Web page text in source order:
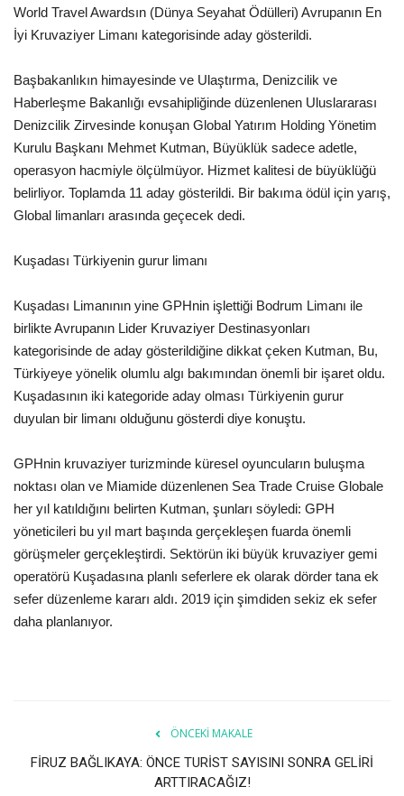
World Travel Awardsın (Dünya Seyahat Ödülleri) Avrupanın En
İyi Kruvaziyer Limanı kategorisinde aday gösterildi.
Başbakanlıkın himayesinde ve Ulaştırma, Denizcilik ve
Haberleşme Bakanlığı evsahipliğinde düzenlenen Uluslararası
Denizcilik Zirvesinde konuşan Global Yatırım Holding Yönetim
Kurulu Başkanı Mehmet Kutman, Büyüklük sadece adetle,
operasyon hacmiyle ölçülmüyor. Hizmet kalitesi de büyüklüğü
belirliyor. Toplamda 11 aday gösterildi. Bir bakıma ödül için yarış,
Global limanları arasında geçecek dedi.
Kuşadası Türkiyenin gurur limanı
Kuşadası Limanının yine GPHnin işlettiği Bodrum Limanı ile
birlikte Avrupanın Lider Kruvaziyer Destinasyonları
kategorisinde de aday gösterildiğine dikkat çeken Kutman, Bu,
Türkiyeye yönelik olumlu algı bakımından önemli bir işaret oldu.
Kuşadasının iki kategoride aday olması Türkiyenin gurur
duyulan bir limanı olduğunu gösterdi diye konuştu.
GPHnin kruvaziyer turizminde küresel oyuncuların buluşma
noktası olan ve Miamide düzenlenen Sea Trade Cruise Globale
her yıl katıldığını belirten Kutman, şunları söyledi: GPH
yöneticileri bu yıl mart başında gerçekleşen fuarda önemli
görüşmeler gerçekleştirdi. Sektörün iki büyük kruvaziyer gemi
operatörü Kuşadasına planlı seferlere ek olarak dörder tana ek
sefer düzenleme kararı aldı. 2019 için şimdiden sekiz ek sefer
daha planlanıyor.
ÖNCEKI MAKALE
FİRUZ BAĞLIKAYA: ÖNCE TURİST SAYISINI SONRA GELİRİ
ARTTIRACAĞIZ!